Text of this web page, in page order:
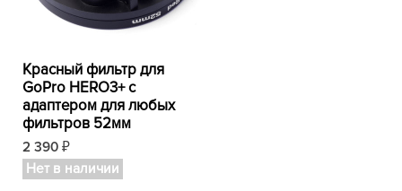
Красный фильтр для
GoPro HERO3+ с
адаптером для любых
фильтров 52мм
2 390 ₽
Нет в наличии